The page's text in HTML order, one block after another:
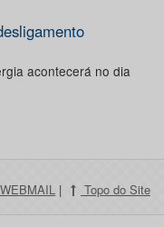
acontecerá no dia
WEBMAIL | Topo do Site